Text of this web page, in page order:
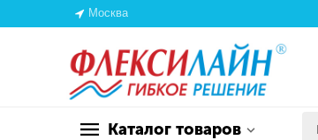
Москва
Каталог товаров